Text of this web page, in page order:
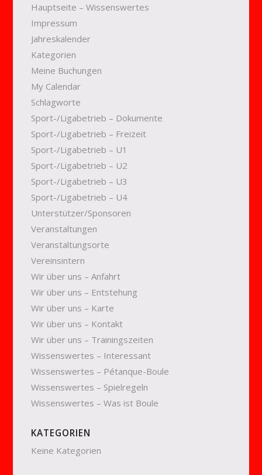
Hauptseite – Wissenswertes
Impressum
Jahreskalender
Kategorien
Meine Buchungen
My Calendar
Schlagworte
Sport-/Ligabetrieb – Dokumente
Sport-/Ligabetrieb – Freizeit
Sport-/Ligabetrieb – U1
Sport-/Ligabetrieb – U2
Sport-/Ligabetrieb – U3
Sport-/Ligabetrieb – U4
Unterstützer/Sponsoren
Veranstaltungen
Veranstaltungsorte
Vereinsintern
Wir über uns – Anfahrt
Wir über uns – Entstehung
Wir über uns – Karte
Wir über uns – Kontakt
Wir über uns – Trainingszeiten
Wissenswertes – Interessant
Wissenswertes – Pétanque-Boule
Wissenswertes – Spielregeln
Wissenswertes – Was ist Boule
KATEGORIEN
Keine Kategorien